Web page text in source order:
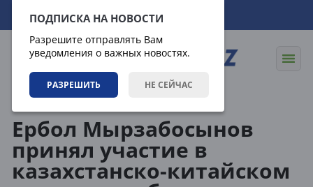
ПОДПИСКА НА НОВОСТИ
Разрешите отправлять Вам
уведомления о важных новостях.
РАЗРЕШИТЬ НЕ СЕЙЧАС
09.08.2026 09:52:12
Ербол Мырзабосынов
принял участие в
казахстанско-китайском